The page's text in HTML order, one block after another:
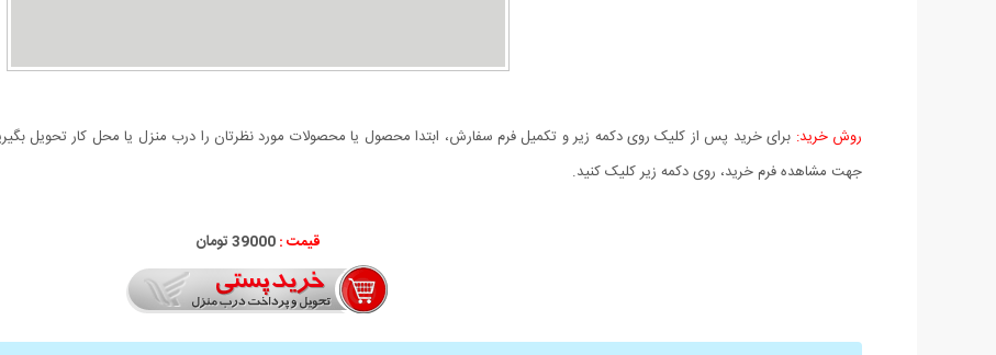
روش خرید: برای خرید پس از کلیک روی دکمه زیر و تکمیل فرم سفارش، ابتدا محصول یا محصولات مورد نظرتان را درب منزل یا محل کار تحویل
جهت مشاهده فرم خرید، روی دکمه زیر کلیک کنید.
قیمت :39000 تومان